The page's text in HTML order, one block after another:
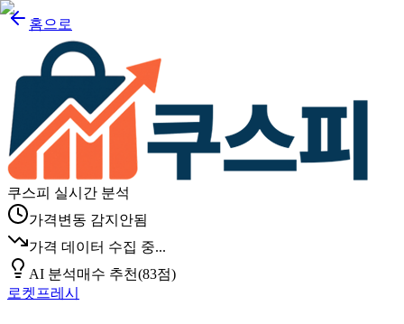
홈으로
쿠스피 실시간 분석
가격변동 감지안됨
가격 데이터 수집 중...
AI 분석매수 추천(83점)
로켓프레시